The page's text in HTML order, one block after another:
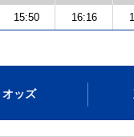
15:50 16:16
オッズ